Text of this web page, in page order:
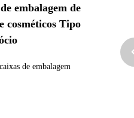
embalagem de
cosméticos Tipo
de embalagem